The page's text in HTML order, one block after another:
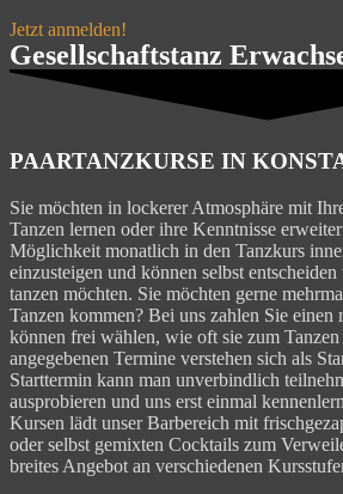
Jetzt anmelden!
Gesellschaftstanz
PAARTANZKURSE IN
Sie möchten in lockerer Atmosphäre mit
Tanzen lernen oder ihre Kenntnisse
Möglichkeit monatlich in den Tanzkurs
einzusteigen und können selbst
tanzen möchten. Sie möchten gerne
Tanzen kommen? Bei uns zahlen Sie einen
können frei wählen, wie oft sie zum
angegebenen Termine verstehen sich als
Starttermin kann man unverbindlich
ausprobieren und uns erst einmal
Kursen lädt unser Barbereich mit
oder selbst gemixten Cocktails zum
breites Angebot an verschiedenen